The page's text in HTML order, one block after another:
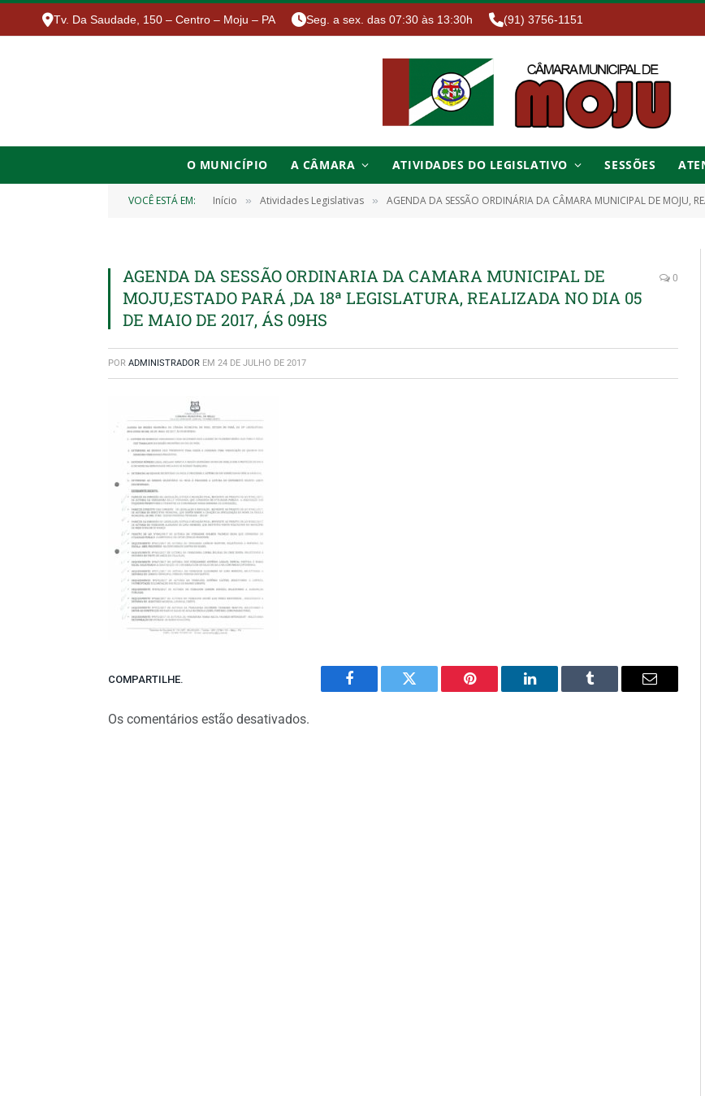
Tv. Da Saudade, 150 – Centro – Moju – PA Seg. a sex. das 07:30 às 13:30h (91) 3756-1151
O MUNICÍPIO A CÂMARA ATIVIDADES DO LEGISLATIVO SESSÕES
VOCÊ ESTÁ EM: Início » Atividades Legislativas » AGENDA DA SESSÃO ORDINÁRIA DA CÂMARA MUNICIPAL DE MOJU,
AGENDA DA SESSÃO ORDINARIA DA CAMARA MUNICIPAL DE
MOJU,ESTADO PARÁ ,DA 18ª LEGISLATURA, REALIZADA NO DIA 05
DE MAIO DE 2017, ÁS 09HS
0
POR ADMINISTRADOR EM 24 DE JULHO DE 2017
COMPARTILHE.
Facebook Twitter Pinterest
O
Tumblr
E-
Os comentários estão desativados.